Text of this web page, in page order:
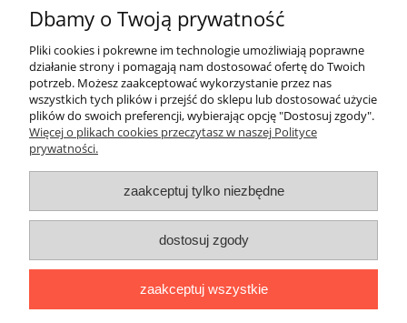
Pomoc
Dostawa
Gwarancja i zwroty
O firmie
|ul. Sienkiewicza 11 F|59-850 Świeradów
Zdrój|TELEFON:608 087 097|MAIL:
Dbamy o Twoją prywatność
Pliki cookies i pokrewne im technologie umożliwiają poprawne
działanie strony i pomagają nam dostosować ofertę do Twoich
potrzeb. Możesz zaakceptować wykorzystanie przez nas
wszystkich tych plików i przejść do sklepu lub dostosować użycie
plików do swoich preferencji, wybierając opcję "Dostosuj zgody".
Więcej o plikach cookies przeczytasz w naszej Polityce
prywatności.
zaakceptuj tylko niezbędne
dostosuj zgody
zaakceptuj wszystkie